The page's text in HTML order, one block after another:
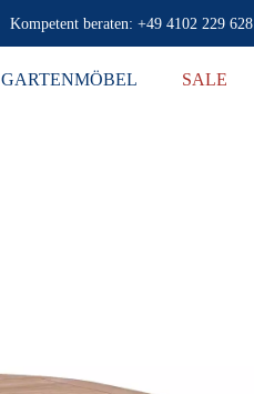
Kompetent beraten: +49 4102 229 628
GARTENMÖBEL SALE